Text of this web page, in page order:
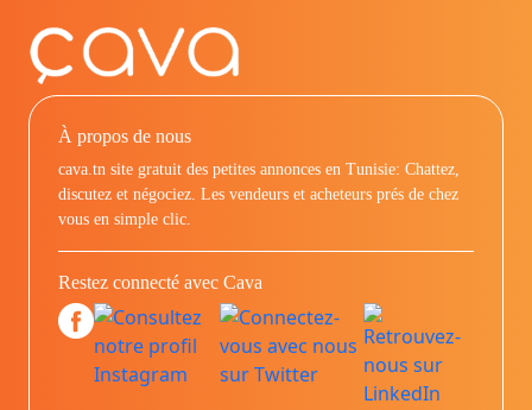
À propos de nous
cava.tn site gratuit des petites annonces en Tunisie: Chattez,
discutez et négociez. Les vendeurs et acheteurs prés de chez
vous en simple clic.
Restez connecté avec Cava